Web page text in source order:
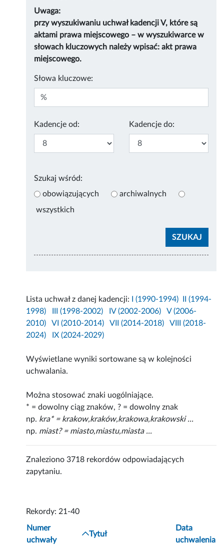
Uwaga:
przy wyszukiwaniu uchwał kadencji V, które są
aktami prawa miejscowego – w wyszukiwarce w
słowach kluczowych należy wpisać: akt prawa
miejscowego.
Słowa kluczowe:
Kadencje od: Kadencje do:
Szukaj wśród:
obowiązujących
archiwalnych
wszystkich
Lista uchwał z danej kadencji: I (1990-1994)
II (1994-
1998)
III (1998-2002) IV (2002-2006)
V (2006-
2010)
VI (2010-2014) VII (2014-2018)
VIII (2018-
2024)
IX (2024-2029)
Wyświetlane wyniki sortowane są w kolejności
uchwalania.
Można stosować znaki uogólniające.
* = dowolny ciąg znaków, ? = dowolny znak
np. kra* = krakow,kraków,krakowa,krakowski ...
np. miast? = miasto,miastu,miasta ...
Znaleziono 3718 rekordów odpowiadających
zapytaniu.
Rekordy: 21-40
Numer
uchwały
Tytuł
Data
uchwalenia